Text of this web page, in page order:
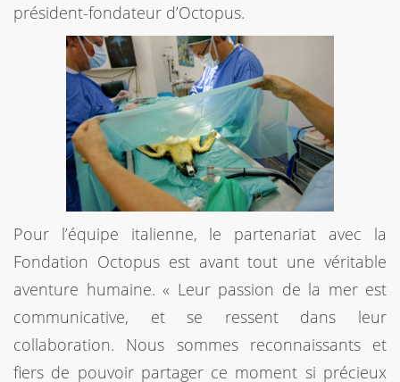
président-fondateur d’Octopus.
Pour l’équipe italienne, le partenariat avec la
Fondation Octopus est avant tout une véritable
aventure humaine. « Leur passion de la mer est
communicative, et se ressent dans leur
collaboration. Nous sommes reconnaissants et
fiers de pouvoir partager ce moment si précieux